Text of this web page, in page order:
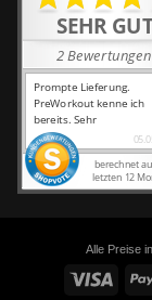
Alle Preise
Visa